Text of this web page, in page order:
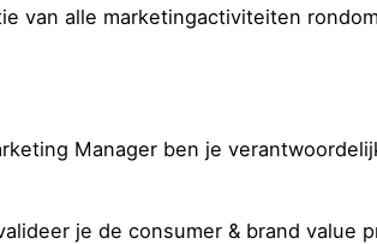
van alle marketingactiviteiten
Manager ben je
je de consumer & brand value